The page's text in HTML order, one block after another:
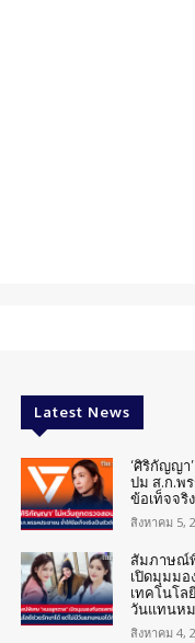
Latest News
‘ศิริกัญญา
ปม ส.ก.พ
ข้อเท็จจริ
สิงหาคม 5,
สัมภาษณ์
เปิดมุมม
เทคโนโล
วันแทนห
สิงหาคม 4,